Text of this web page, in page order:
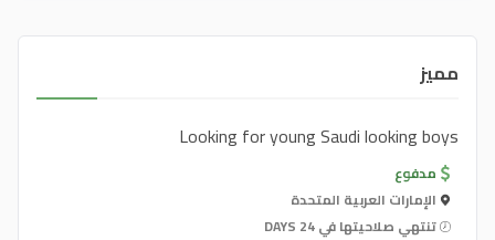
مميز
Looking for young Saudi looking boys
مدفوع
الإمارات العربية المتحدة
تنتهي صلاحيتها في 24 DAYS